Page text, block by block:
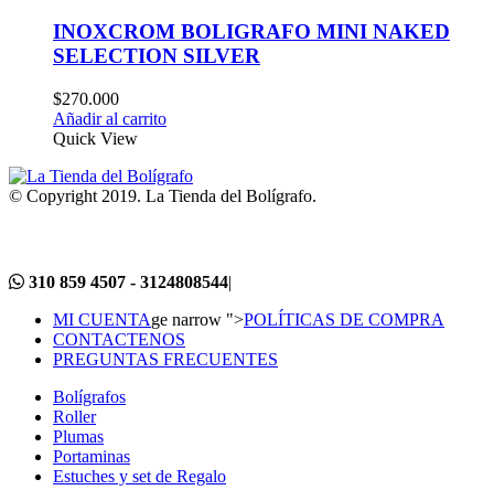
INOXCROM BOLIGRAFO MINI NAKED
SELECTION SILVER
$270.000
Añadir al carrito
Quick View
© Copyright 2019. La Tienda del Bolígrafo.
310 859 4507 - 3124808544|
MI CUENTAge narrow ">POLÍTICAS DE COMPRA
CONTACTENOS
PREGUNTAS FRECUENTES
Bolígrafos
Roller
Plumas
Portaminas
Estuches y set de Regalo